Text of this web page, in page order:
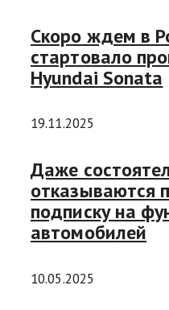
Скоро ждем в
стартовало
Hyundai Sonata
19.11.2025
Даже
отказываются
подписку на
автомобилей
10.05.2025